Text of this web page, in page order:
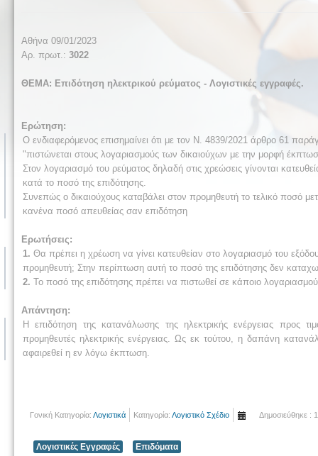
Αθήνα 09/01/2023
Αρ. πρωτ.: 3022
ΘΕΜΑ: Επιδότηση ηλεκτρικού ρεύματος - Λογιστικές εγγραφές.
Ερώτηση:
Ο ενδιαφερόμενος επισημαίνει ότι με τον Ν. 4839/2021 άρθρο 61
"πιστώνεται στους λογαριασμούς των δικαιούχων με την μορφή
Στον λογαριασμό του ρεύματος δηλαδή στις χρεώσεις γίνονται
κατά το ποσό της επιδότησης.
Συνεπώς ο δικαιούχους καταβάλει στον προμηθευτή το τελικό ποσό
κανένα ποσό απευθείας σαν επιδότηση
Ερωτήσεις:
1. Θα πρέπει η χρέωση να γίνει κατευθείαν στο λογαριασμό του
προμηθευτή; Στην περίπτωση αυτή το ποσό της επιδότησης δεν
2. Το ποσό της επιδότησης πρέπει να πιστωθεί σε κάποιο
Απάντηση:
Η επιδότηση της κατανάλωσης της ηλεκτρικής ενέργειας προς
προμηθευτές ηλεκτρικής ενέργειας. Ως εκ τούτου, η δαπάνη
αφαιρεθεί η εν λόγω έκπτωση.
Γονική Κατηγορία: Λογιστικά Κατηγορία: Λογιστικό Σχέδιο Δημοσιεύθηκε :
Λογιστικές Εγγραφές Επιδόματα